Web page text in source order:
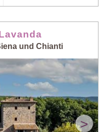
und Chianti
>